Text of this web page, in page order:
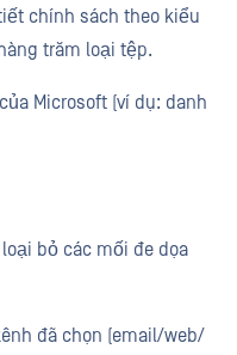
chính sách theo kiểu
trăm loại tệp.
Microsoft (ví dụ: danh
bỏ các mối đe dọa
đã chọn (email/web/